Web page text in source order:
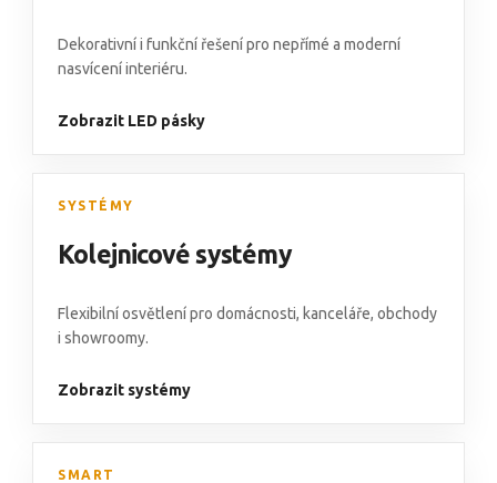
Dekorativní i funkční řešení pro nepřímé a moderní
nasvícení interiéru.
Zobrazit LED pásky
SYSTÉMY
Kolejnicové systémy
Flexibilní osvětlení pro domácnosti, kanceláře, obchody
i showroomy.
Zobrazit systémy
SMART